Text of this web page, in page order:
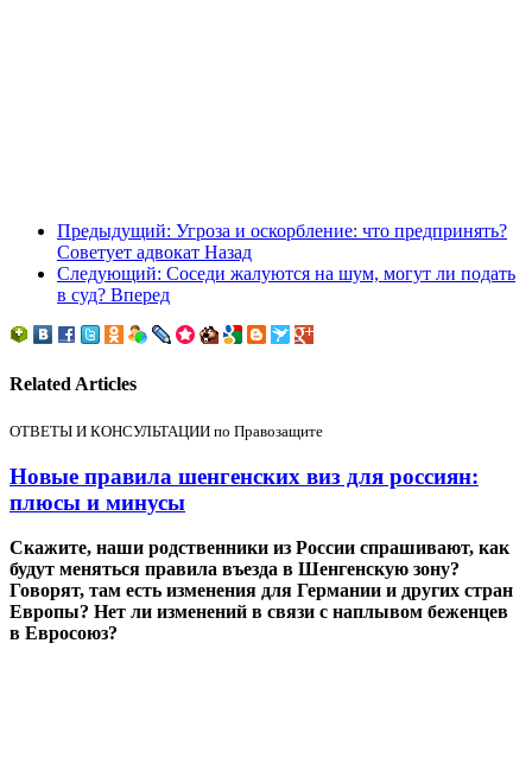
Предыдущий: Угроза и оскорбление: что предпринять?
Советует адвокат Назад
Следующий: Соседи жалуются на шум, могут ли подать
в суд? Вперед
Related Articles
ОТВЕТЫ И КОНСУЛЬТАЦИИ по Правозащите
Новые правила шенгенских виз для россиян:
плюсы и минусы
Скажите, наши родственники из России спрашивают, как
будут меняться правила въезда в Шенгенскую зону?
Говорят, там есть изменения для Германии и других стран
Европы? Нет ли изменений в связи с наплывом беженцев
в Евросоюз?